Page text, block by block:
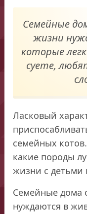
Семейные
жизни
которые
суете,
Ласковый
семейных
какие породы
жизни с
Семейные дома
нуждаются в